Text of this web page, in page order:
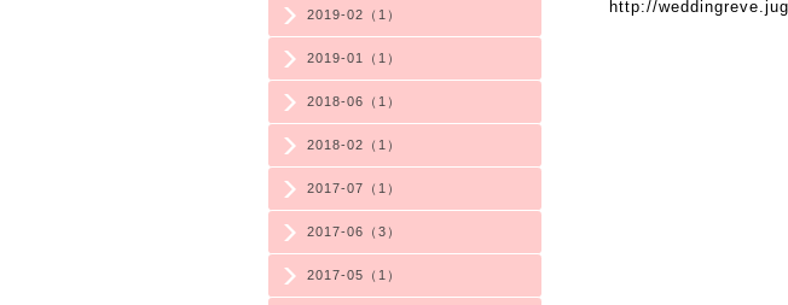
2019-02（1）
2019-01（1）
2018-06（1）
2018-02（1）
2017-07（1）
2017-06（3）
2017-05（1）
http://